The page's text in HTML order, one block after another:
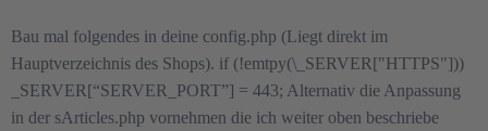
Bau mal folgendes in deine config.php (Liegt direkt im
Hauptverzeichnis des Shops). if (!emtpy(\_SERVER["HTTPS"]))
_SERVER[“SERVER_PORT”] = 443; Alternativ die Anpassung
in der sArticles.php vornehmen die ich weiter oben beschriebe